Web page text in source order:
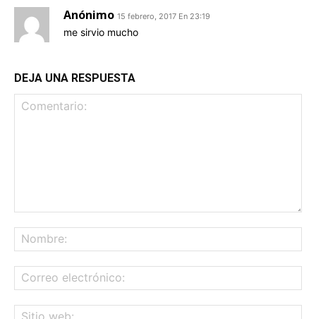
Anónimo 15 febrero, 2017 En 23:19
me sirvio mucho
DEJA UNA RESPUESTA